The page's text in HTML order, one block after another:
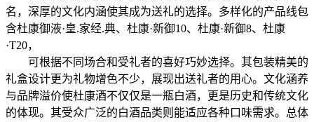
名，深厚的文化内涵使其成为送礼的选择。多样化的产品线包
含杜康御液·皇.家经.典、杜康·新御10、杜康·新御8、杜康
·T20，
可根据不同场合和受礼者的喜好巧妙选择。其包装精美的
礼盒设计更为礼物增色不少，展现出送礼者的用心。文化涵养
与品牌溢价使杜康酒不仅仅是一瓶白酒，更是历史和传统文化
的体现。其受众广泛的白酒品类则能适应各种口味需求。总体